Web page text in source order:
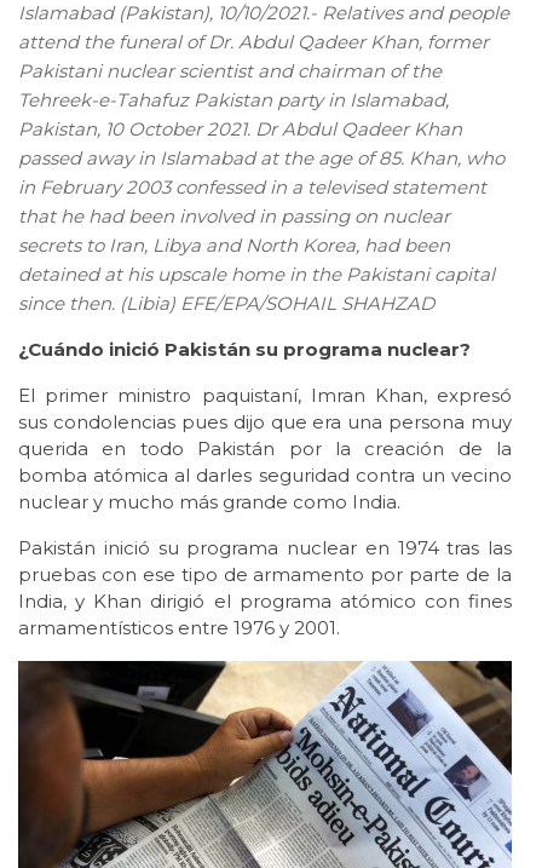
Islamabad (Pakistan), 10/10/2021.- Relatives and people
attend the funeral of Dr. Abdul Qadeer Khan, former
Pakistani nuclear scientist and chairman of the
Tehreek-e-Tahafuz Pakistan party in Islamabad,
Pakistan, 10 October 2021. Dr Abdul Qadeer Khan
passed away in Islamabad at the age of 85. Khan, who
in February 2003 confessed in a televised statement
that he had been involved in passing on nuclear
secrets to Iran, Libya and North Korea, had been
detained at his upscale home in the Pakistani capital
since then. (Libia) EFE/EPA/SOHAIL SHAHZAD
¿Cuándo inició Pakistán su programa nuclear?
El primer ministro paquistaní, Imran Khan, expresó
sus condolencias pues dijo que era una persona muy
querida en todo Pakistán por la creación de la
bomba atómica al darles seguridad contra un vecino
nuclear y mucho más grande como India.
Pakistán inició su programa nuclear en 1974 tras las
pruebas con ese tipo de armamento por parte de la
India, y Khan dirigió el programa atómico con fines
armamentísticos entre 1976 y 2001.